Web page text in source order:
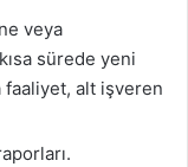
veya
sürede yeni
faaliyet, alt işveren